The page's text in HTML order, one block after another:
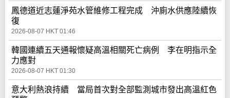
鳳德道近志蓮淨苑水管維修工程完成 沖廁水供應陸續恢
復
2026-08-07 HKT 01:46
韓國連續五天通報懷疑高溫相關死亡病例 李在明指示全
力應對
2026-08-07 HKT 01:30
意大利熱浪持續 當局首次對全部監測城市發出高溫紅色